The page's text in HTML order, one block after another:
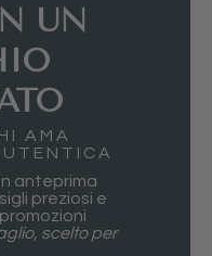
UN
AMA
anteprima
preziosi e
scelto per